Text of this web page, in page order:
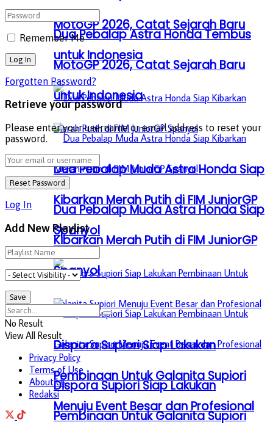
MotoGP 2026, Catat Sejarah Baru
untuk Indonesia
Dua Pebalap Muda Astra Honda Siap
Kibarkan Merah Putih di FIM JuniorGP
Spanyol
Dispora Supiori Siap Lakukan
Pembinaan Untuk Galanita Supiori
Menuju Event Besar dan Profesional
Dua Pebalap Astra Honda Tembus
MotoGP 2026, Catat Sejarah Baru
untuk Indonesia
Dua Pebalap Muda Astra Honda Siap
Kibarkan Merah Putih di FIM JuniorGP
Spanyol
Dispora Supiori Siap Lakukan
Pembinaan Untuk Galanita Supiori
Remember Me
Forgotten Password?
Retrieve your password
Please enter your username or email address to reset your
password.
Log In
Add New Playlist
No Result
View All Result
Privacy Policy
Terms of Use
About Us
Redaksi